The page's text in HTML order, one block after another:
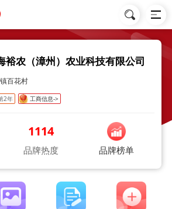
裕农（漳州）农业科技有限公司
百花村
2年 工商信息->
1114
品牌热度 品牌榜单